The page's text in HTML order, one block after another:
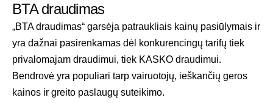
BTA draudimas
„BTA draudimas“ garsėja patraukliais kainų pasiūlymais ir
yra dažnai pasirenkamas dėl konkurencingų tarifų tiek
privalomajam draudimui, tiek KASKO draudimui.
Bendrovė yra populiari tarp vairuotojų, ieškančių geros
kainos ir greito paslaugų suteikimo.